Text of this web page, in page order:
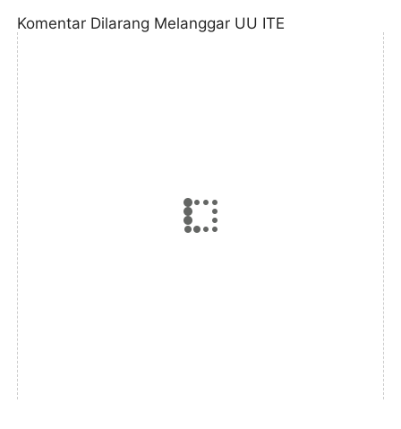
Komentar Dilarang Melanggar UU ITE